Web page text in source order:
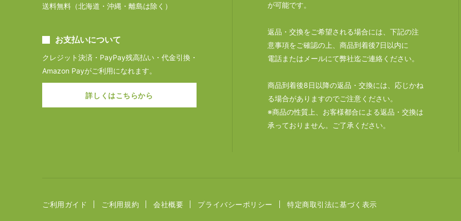
送料無料（北海道・沖縄・離島は除く）
お支払いについて
クレジット決済・PayPay残高払い・代金引換・
Amazon Payがご利用になれます。
詳しくはこちらから
が可能です。
返品・交換をご希望される場合には、下記の注
意事項をご確認の上、商品到着後7日以内に
電話またはメールにて弊社迄ご連絡ください。
商品到着後8日以降の返品・交換には、応じかね
る場合がありますのでご注意ください。
※商品の性質上、お客様都合による返品・交換は
承っておりません。ご了承ください。
ご利用ガイド ご利用規約 会社概要 プライバシーポリシー 特定商取引法に基づく表示